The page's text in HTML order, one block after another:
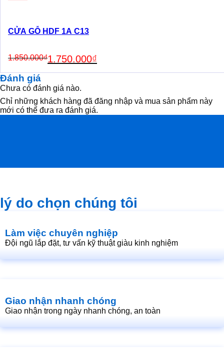
CỬA GỖ HDF 1A C13
1.850.000₫
price
was:
1.750.000₫
price
is:
Đánh giá
Chưa có đánh giá nào.
Chỉ những khách hàng đã đăng nhập và mua sản phẩm này
mới có thể đưa ra đánh giá.
lý do chọn chúng tôi
Làm việc chuyên nghiệp
Đội ngũ lắp đặt, tư vấn kỹ thuật giàu kinh nghiệm
Giao nhận nhanh chóng
Giao nhận trong ngày nhanh chóng, an toàn